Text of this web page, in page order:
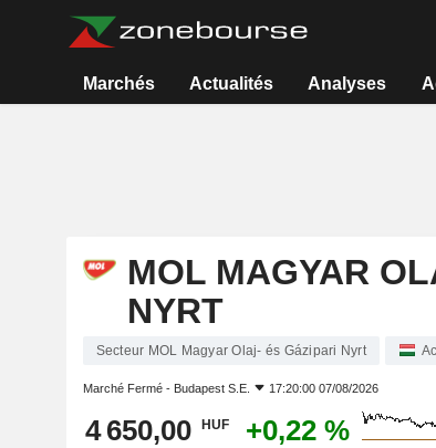
Marchés Actualités Analyses
MOL MAGYAR
NYRT
Secteur MOL Magyar Olaj- és Gázipari Nyrt
Marché Fermé - Budapest S.E. 17:20:00 07/08/2026
4 650,00 HUF +0,22 %